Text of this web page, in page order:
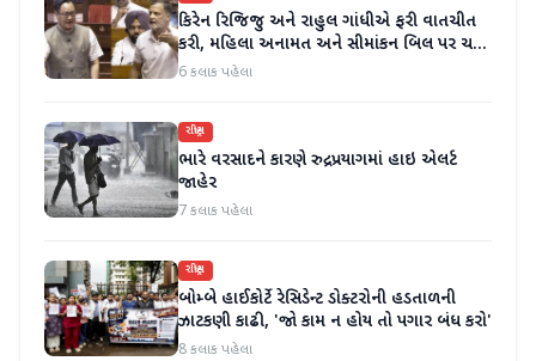
કિરેન રિજિજુ અને રાહુલ ગાંધીએ ફરી વાતચીત
કરી, મહિલા અનામત અને સીમાંકન બિલ પર ચર્ચા
કરી
6 કલાક પહેલા
રાષ્ટ્રીય
ભારે વરસાદને કારણે રુદ્રપ્રયાગમાં હાઇ એલર્ટ
જાહેર
7 કલાક પહેલા
રાષ્ટ્રીય
બોમ્બે હાઈકોર્ટે રેસિડેન્ટ ડોક્ટરોની હડતાળની
ઝાટકણી કાઢી, 'જો કામ ન હોય તો પગાર બંધ કરો'
8 કલાક પહેલા